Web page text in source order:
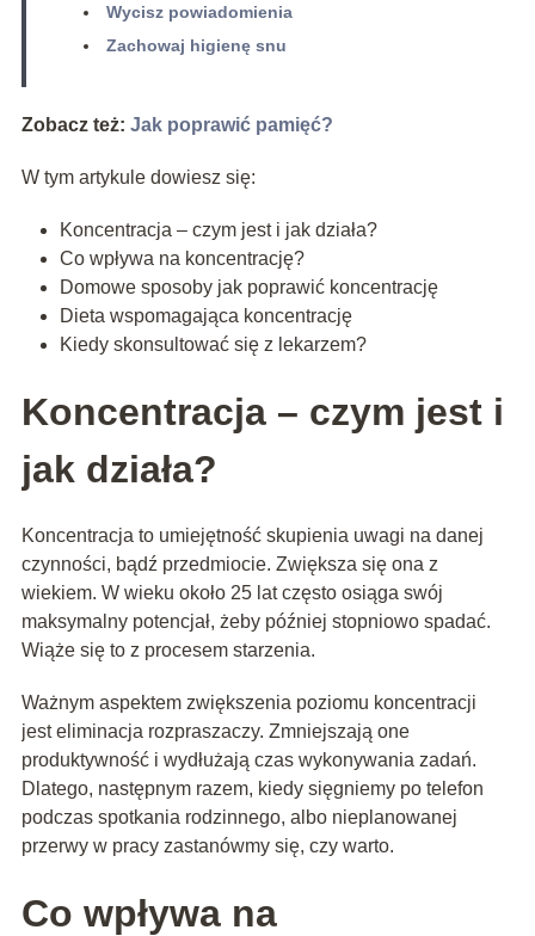
Wycisz powiadomienia
Zachowaj higienę snu
Zobacz też: Jak poprawić pamięć?
W tym artykule dowiesz się:
Koncentracja – czym jest i jak działa?
Co wpływa na koncentrację?
Domowe sposoby jak poprawić koncentrację
Dieta wspomagająca koncentrację
Kiedy skonsultować się z lekarzem?
Koncentracja – czym jest i
jak działa?
Koncentracja to umiejętność skupienia uwagi na danej
czynności, bądź przedmiocie. Zwiększa się ona z
wiekiem. W wieku około 25 lat często osiąga swój
maksymalny potencjał, żeby później stopniowo spadać.
Wiąże się to z procesem starzenia.
Ważnym aspektem zwiększenia poziomu koncentracji
jest eliminacja rozpraszaczy. Zmniejszają one
produktywność i wydłużają czas wykonywania zadań.
Dlatego, następnym razem, kiedy sięgniemy po telefon
podczas spotkania rodzinnego, albo nieplanowanej
przerwy w pracy zastanówmy się, czy warto.
Co wpływa na